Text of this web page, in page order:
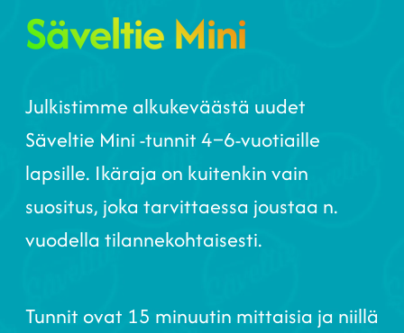
Säveltie Mini
Julkistimme alkukeväästä uudet
Säveltie Mini -tunnit 4–6-vuotiaille
lapsille. Ikäraja on kuitenkin vain
suositus, joka tarvittaessa joustaa n.
vuodella tilannekohtaisesti.
Tunnit ovat 15 minuutin mittaisia ja niillä